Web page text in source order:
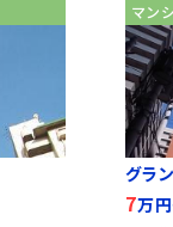
マン
グラ
7万